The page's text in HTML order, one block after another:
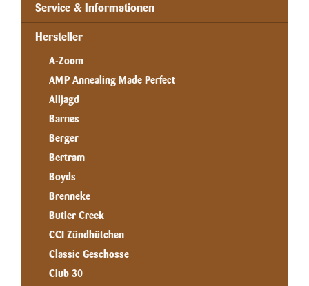
Service & Informationen
Hersteller
A-Zoom
AMP Annealing Made Perfect
Alljagd
Barnes
Berger
Bertram
Boyds
Brenneke
Butler Creek
CCI Zündhütchen
Classic Geschosse
Club 30